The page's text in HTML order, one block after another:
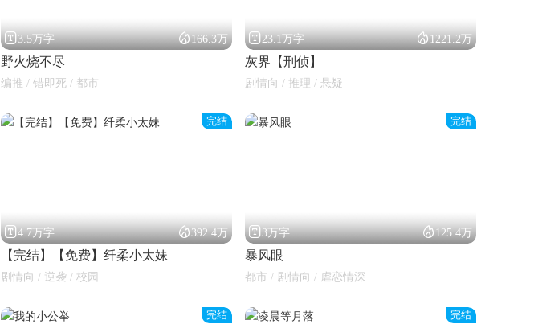
3.5万字 166.3万
野火烧不尽
编推 / 错即死 / 都市
23.1万字 1221.2万
灰界【刑侦】
剧情向 / 推理 / 悬疑
完结
4.7万字 392.4万
【完结】【免费】纤柔小太妹
剧情向 / 逆袭 / 校园
完结
3万字 125.4万
暴风眼
都市 / 剧情向 / 虐恋情深
完结 完结